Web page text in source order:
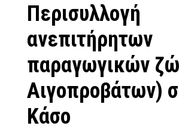
Περισυλλογή
ανεπιτήρητων
παραγωγικών
Αιγοπροβάτων)
Κάσο